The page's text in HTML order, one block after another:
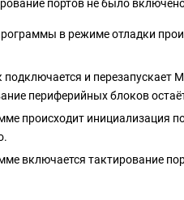
портов не было
в режиме отладки
подключается и перезапускает
периферийных блоков
происходит инициализация
включается тактирование